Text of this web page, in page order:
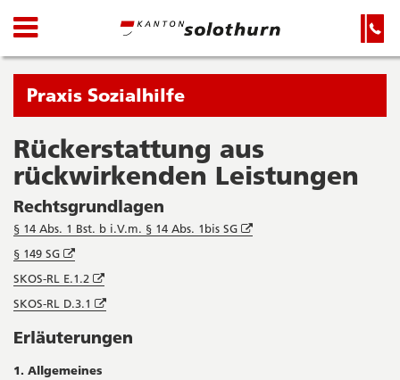
Kanton
Solothurn
Wichtige
Seiten
Startseite
Hauptnavigation
Inhalt
Suche
Navigation
und
Suche
Navigation
Sie
befinden
sich
gerade
in:
Praxis Sozialhilfe
Rückerstattung aus
rückwirkenden Leistungen
Rechtsgrundlagen
§ 14 Abs. 1 Bst. b i.V.m. § 14 Abs. 1bis SG
Öffnet
§ 149 SG
Öffnet
neuem
Fenster
SKOS-RL E.1.2
Öffnet
neuem
SKOS-RL D.3.1
Öffnet
neuem
Fenster
Erläuterungen
1. Allgemeines